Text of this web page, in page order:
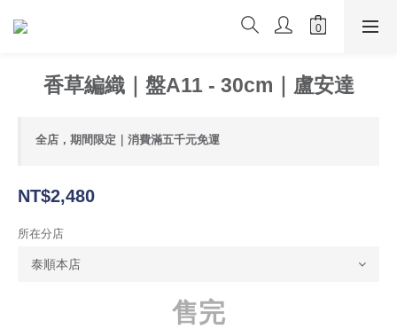
香草編織｜盤A11 - 30cm｜盧安達
全店，期間限定｜消費滿五千元免運
NT$2,480
所在分店
售完